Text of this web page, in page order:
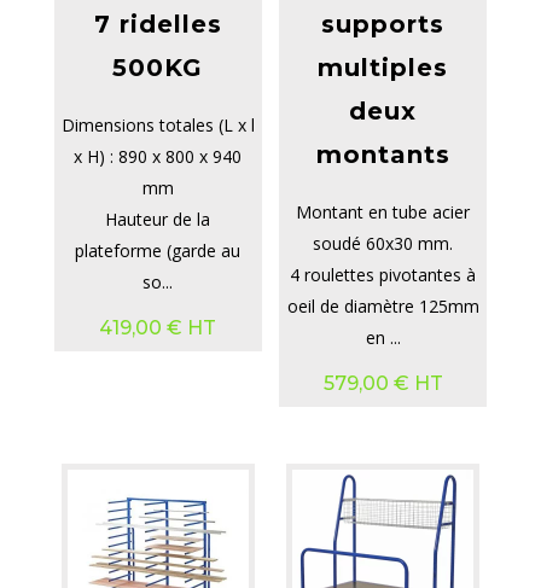
7 ridelles
500KG
Dimensions totales (L x l
x H) : 890 x 800 x 940
mm
Hauteur de la
plateforme (garde au
so...
419,00€ HT
supports
multiples
deux
montants
Montant en tube acier
soudé 60x30 mm.
4 roulettes pivotantes à
oeil de diamètre 125mm
en ...
579,00 € HT